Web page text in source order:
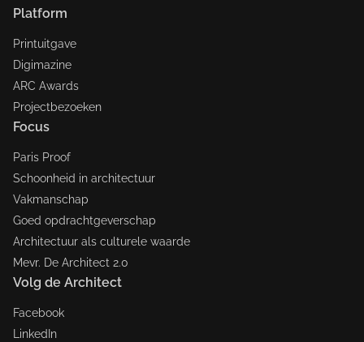
Platform
Printuitgave
Digimazine
ARC Awards
Projectbezoeken
Focus
Paris Proof
Schoonheid in architectuur
Vakmanschap
Goed opdrachtgeverschap
Architectuur als culturele waarde
Mevr. De Architect 2.0
Volg de Architect
Facebook
LinkedIn